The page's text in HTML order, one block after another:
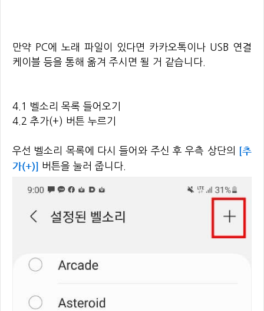
만약 PC에 노래 파일이 있다면 카카오톡이나 USB 연결
케이블 등을 통해 옮겨 주시면 될 거 같습니다.
4.1 벨소리 목록 들어오기
4.2 추가(+) 버튼 누르기
우선 벨소리 목록에 다시 들어와 주신 후 우측 상단의
[추
가(+)] 버튼을 눌러 줍니다.